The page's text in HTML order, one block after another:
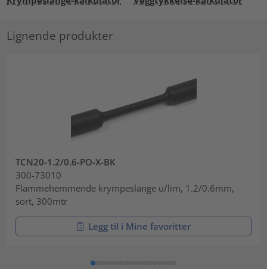
Lignende produkter
TCN20-1.2/0.6-PO-X-BK
300-73010
Flammehemmende krympeslange u/lim, 1.2/0.6mm,
sort, 300mtr
Legg til i Mine favoritter